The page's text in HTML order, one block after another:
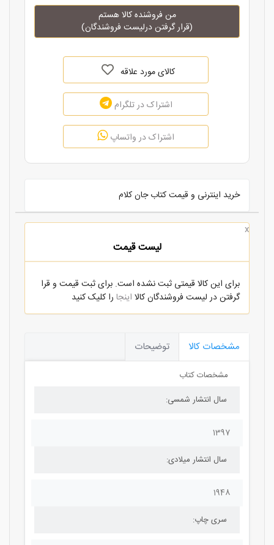
من فروشنده کالا هستم
(قرار گرفتن درلیست فروشندگان)
کالای مورد علاقه
اشتراک در تلگرام
اشتراک در واتساپ
خرید اینترنی و قیمت کتاب جان کلام
x
لیست قیمت
برای این کالا قیمتی ثبت نشده است. برای ثبت قیمت و قرا
گرفتن در لیست فروشندگان کالا اینجا را کلیک کنید
مشخصات کالا توضیحات
مشخصات کتاب
سال انتشار شمسی:
1397
سال انتشار میلادی:
1948
سری چاپ: